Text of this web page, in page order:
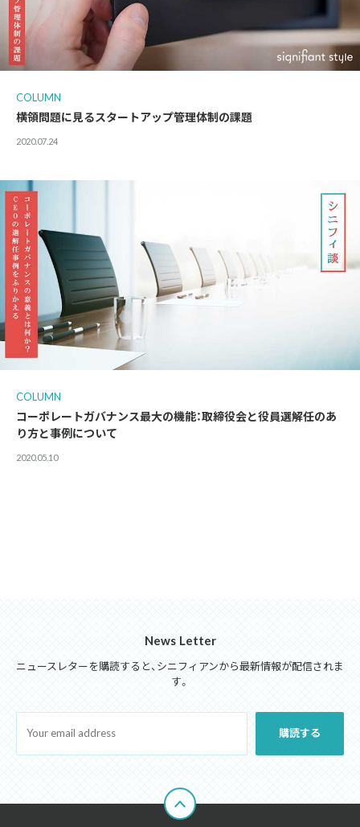
COLUMN
横領問題に見るスタートアップ管理体制の課題
2020.07.24
COLUMN
コーポレートガバナンス最大の機能：取締役会と役員選解任のあ
り方と事例について
2020.05.10
News Letter
ニュースレターを購読すると、シニフィアンから最新情報が配信されま
す。